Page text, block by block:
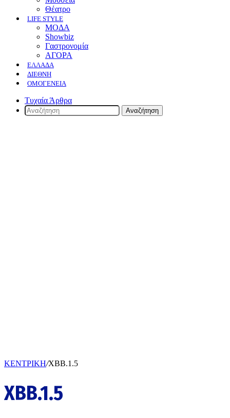
Θέατρο
LIFE STYLE
ΜΟΔΑ
Showbiz
Γαστρονομία
ΑΓΟΡΑ
ΕΛΛΆΔΑ
ΔΙΕΘΝΉ
ΟΜΟΓΈΝΕΙΑ
Τυχαία Άρθρα
Αναζήτηση
ΚΕΝΤΡΙΚΗ/ΧΒΒ.1.5
ΧΒΒ.1.5